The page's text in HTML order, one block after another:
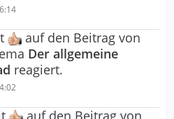
auf den Beitrag von
Der allgemeine
reagiert.
auf den Beitrag von